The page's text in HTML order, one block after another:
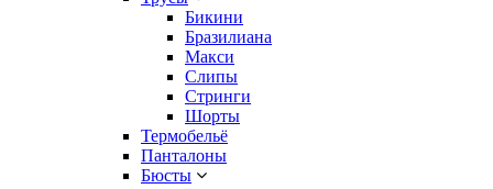
Бикини
Бразилиана
Макси
Слипы
Стринги
Шорты
Термобельё
Панталоны
Бюсты